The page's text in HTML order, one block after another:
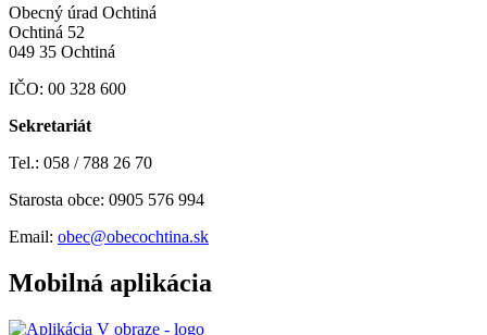
Obecný úrad Ochtiná
Ochtiná 52
049 35 Ochtiná
IČO: 00 328 600
Sekretariát
Tel.: 058 / 788 26 70
Starosta obce: 0905 576 994
Email: obec@obecochtina.sk
Mobilná aplikácia